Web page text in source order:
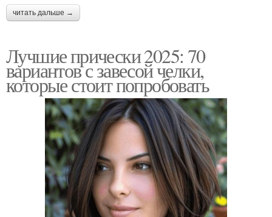
читать дальше →
Лучшие прически 2025: 70
вариантов с завесой челки,
которые стоит попробовать